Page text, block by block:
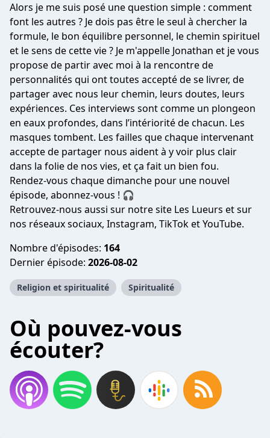
Alors je me suis posé une question simple : comment
font les autres ? Je dois pas être le seul à chercher la
formule, le bon équilibre personnel, le chemin spirituel
et le sens de cette vie ? Je m'appelle Jonathan et je vous
propose de partir avec moi à la rencontre de
personnalités qui ont toutes accepté de se livrer, de
partager avec nous leur chemin, leurs doutes, leurs
expériences. Ces interviews sont comme un plongeon
en eaux profondes, dans l’intériorité de chacun. Les
masques tombent. Les failles que chaque intervenant
accepte de partager nous aident à y voir plus clair
dans la folie de nos vies, et ça fait un bien fou.
Rendez-vous chaque dimanche pour une nouvel
épisode, abonnez-vous ! 🎧
Retrouvez-nous aussi sur notre site Les Lueurs et sur
nos réseaux sociaux, Instagram, TikToketYouTube.
Nombre d'épisodes: 164
Dernier épisode: 2026-08-02
Religion et spiritualité Spiritualité
Où pouvez-vous
écouter?